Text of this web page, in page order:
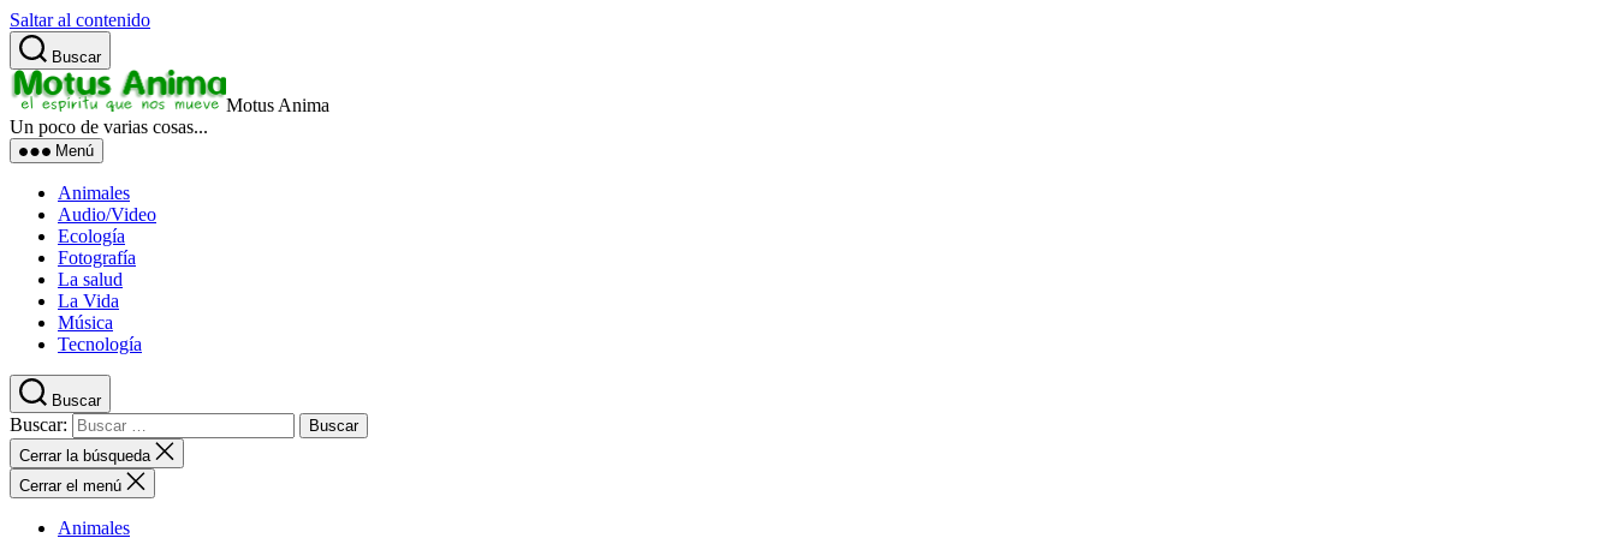
Saltar al contenido
Buscar
Motus Anima
Un poco de varias cosas...
Menú
Animales
Audio/Video
Ecología
Fotografía
La salud
La Vida
Música
Tecnología
Buscar
Buscar:
Cerrar la búsqueda
Cerrar el menú
Animales